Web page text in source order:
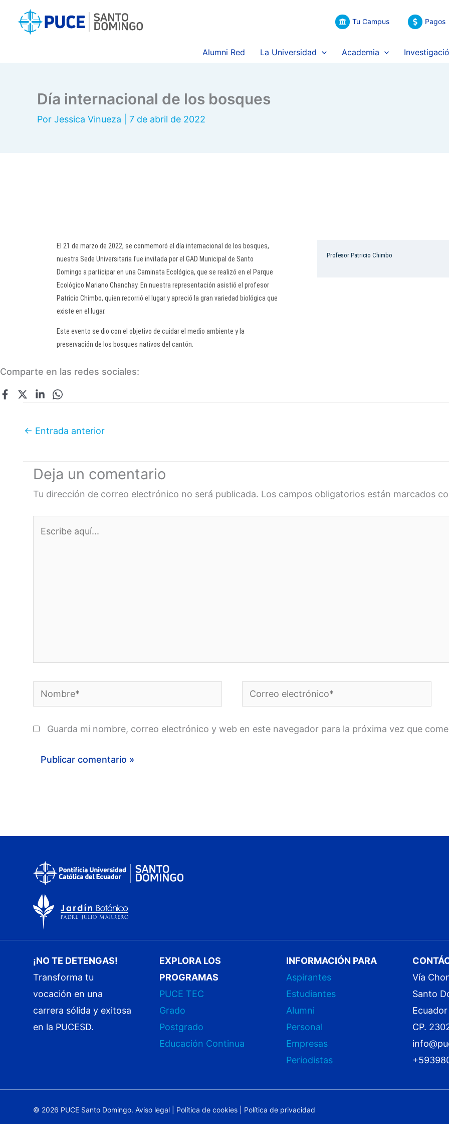
Tu Campus Pagos
Alumni Red La Universidad Academia
Día internacional de los bosques
Por Jessica Vinueza 7 de abril de 2022
El 21 de marzo de 2022, se conmemoró el día internacional de los bosques,
nuestra Sede Universitaria fue invitada por el GAD Municipal de Santo
Domingo a participar en una Caminata Ecológica, que se realizó en el Parque
Ecológico Mariano Chanchay. En nuestra representación asistió el profesor
Patricio Chimbo, quien recorrió el lugar y apreció la gran variedad biológica que
existe en el lugar.
Este evento se dio con el objetivo de cuidar el medio ambiente y la
preservación de los bosques nativos del cantón.
Profesor Patricio Chimbo
Comparte en las redes sociales:
← Entrada anterior
Deja un comentario
Tu dirección de correo electrónico no será publicada. Los campos obligatorios están marcados
Nombre*
Correo
electrónico*
Guarda mi nombre, correo electrónico y web en este navegador para la próxima vez que
¡NO TE DETENGAS!
Transforma tu
vocación en una
carrera sólida y exitosa
en la PUCESD.
EXPLORA LOS
PROGRAMAS
PUCE TEC
Grado
Postgrado
Educación Continua
INFORMACIÓN PARA
Aspirantes
Estudiantes
Alumni
Personal
Empresas
Periodistas
Vía
Santo
Ecuador
CP.
© 2026 PUCE Santo Domingo. Aviso legal Política de cookies Política de privacidad